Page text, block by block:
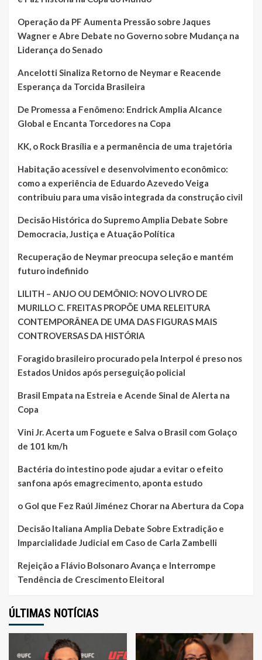
Operação da PF Aumenta Pressão sobre Jaques
Wagner e Abre Debate no Governo sobre Mudança na
Liderança do Senado
Ancelotti Sinaliza Retorno de Neymar e Reacende
Esperança da Torcida Brasileira
De Promessa a Fenômeno: Endrick Amplia Alcance
Global e Encanta Torcedores na Copa
KK, o Rock Brasília e a permanência de uma trajetória
Habitação acessível e desenvolvimento econômico:
como a experiência de Eduardo Azevedo Veiga
contribuiu para uma visão integrada da construção civil
Decisão Histórica do Supremo Amplia Debate Sobre
Democracia, Justiça e Atuação Política
Recuperação de Neymar preocupa seleção e mantém
futuro indefinido
LILITH – ANJO OU DEMÔNIO: NOVO LIVRO DE
MURILLO C. FREITAS PROPÕE UMA RELEITURA
CONTEMPORÂNEA DE UMA DAS FIGURAS MAIS
CONTROVERSAS DA HISTÓRIA
Foragido brasileiro procurado pela Interpol é preso nos
Estados Unidos após perseguição policial
Brasil Empata na Estreia e Acende Sinal de Alerta na
Copa
Vini Jr. Acerta um Foguete e Salva o Brasil com Golaço
de 101 km/h
Bactéria do intestino pode ajudar a evitar o efeito
sanfona após emagrecimento, aponta estudo
o Gol que Fez Raúl Jiménez Chorar na Abertura da Copa
Decisão Italiana Amplia Debate Sobre Extradição e
Imparcialidade Judicial em Caso de Carla Zambelli
Rejeição a Flávio Bolsonaro Avança e Interrompe
Tendência de Crescimento Eleitoral
ÚLTIMAS NOTÍCIAS